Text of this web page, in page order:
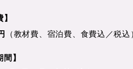
】
（教材費、宿泊費、食費込／税込
間】